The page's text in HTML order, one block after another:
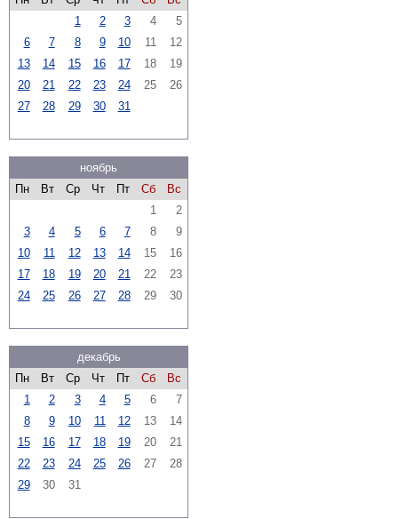
1
2 3 4
5
6
7 8 9 10 11
12
13
14 15 16 17 18
19
20
21 22 23 24 25
26
27
28 29 30 31
ноябрь
Пн
Вт Ср Чт Пт Сб
Вс
1
2
3
4 5 6 7 8
9
10
11 12 13 14 15
16
17
18 19 20 21 22
23
24
25 26 27 28 29 30
декабрь
Пн
Вт Ср Чт Пт Сб
Вс
1
2 3 4 5 6
7
8
9 10 11 12 13
14
15
16 17 18 19 20
21
22
23 24 25 26 27
28
29
30 31